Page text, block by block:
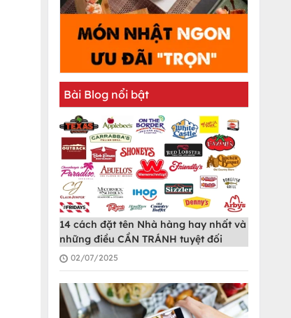
Bài Blog nổi bật
14 cách đặt tên Nhà hàng hay nhất và
những điều CẦN TRÁNH tuyệt đối
02/07/2025